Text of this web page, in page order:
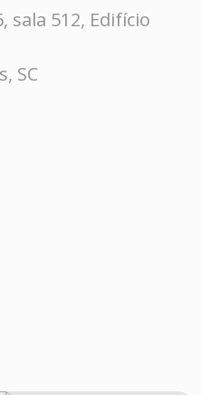
sala 512, Edifício
SC